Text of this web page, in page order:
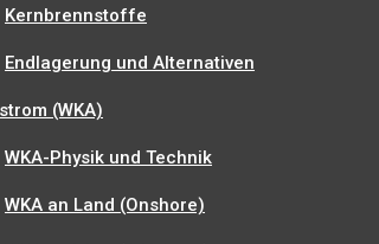
Kernbrennstoffe
Endlagerung und Alternativen
(WKA)
WKA-Physik und Technik
WKA an Land (Onshore)